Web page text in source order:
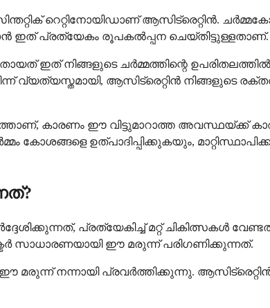
റെറ്റിനോയിഡാണ് ആസിട്രെറ്റിൻ.
ഇത് പ്രത്യേകം രൂപകൽപ്പന ചെയ്തിട്ടുള്ളതാണ്.
ഇത് നിങ്ങളുടെ ചർമ്മത്തിന്റെ
നിന്ന് വ്യത്യസ്തമായി, ആസിട്രെറ്റിൻ
കാരണം ഈ വിട്ടുമാറാത്ത അവസ്ഥയ്ക്ക്
ഉത്പാദിപ്പിക്കുകയും,
പ്രത്യേകിച്ച് മറ്റ് ചികിത്സകൾ
സാധാരണയായി ഈ മരുന്ന് പരിഗണിക്കുന്നത്.
ഈ മരുന്ന് നന്നായി പ്രവർത്തിക്കുന്നു.